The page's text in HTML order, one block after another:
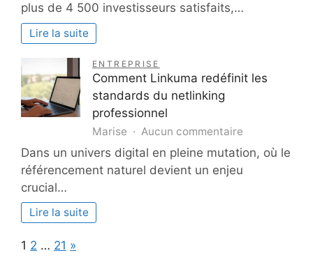
expert
plus de 4 500 investisseurs satisfaits,…
Lire la suite
ENTREPRISE
Comment Linkuma redéfinit les
standards du netlinking
professionnel
Marise Aucun commentaire
Comment
Linkuma
Dans un univers digital en pleine mutation, où le
référencement naturel devient un enjeu
crucial…
Lire la suite
Page:
1 2 … 21 Next
»